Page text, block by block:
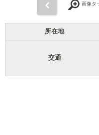
画像タ
所在地
交通